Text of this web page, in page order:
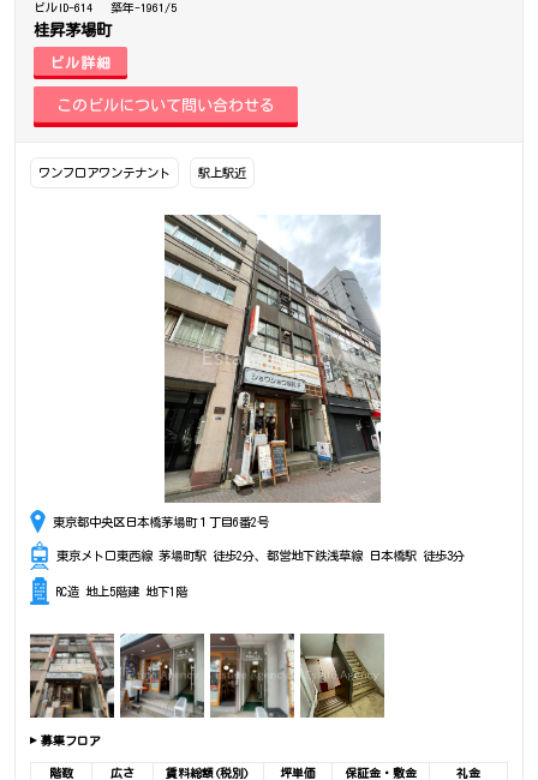
ビルID-614 築年-1961/5
桂昇茅場町
ビル詳細
ワンフロアワンテナント 駅上駅近
東京都中央区日本橋茅場町１丁目6番2号
東京メトロ東西線 茅場町駅 徒歩2分、都営地下鉄浅草線 日本橋駅 徒歩3分
RC造 地上5階建 地下1階
募集フロア
階数 広さ 賃料総額(税別) 坪単価 保証金・敷金
礼金